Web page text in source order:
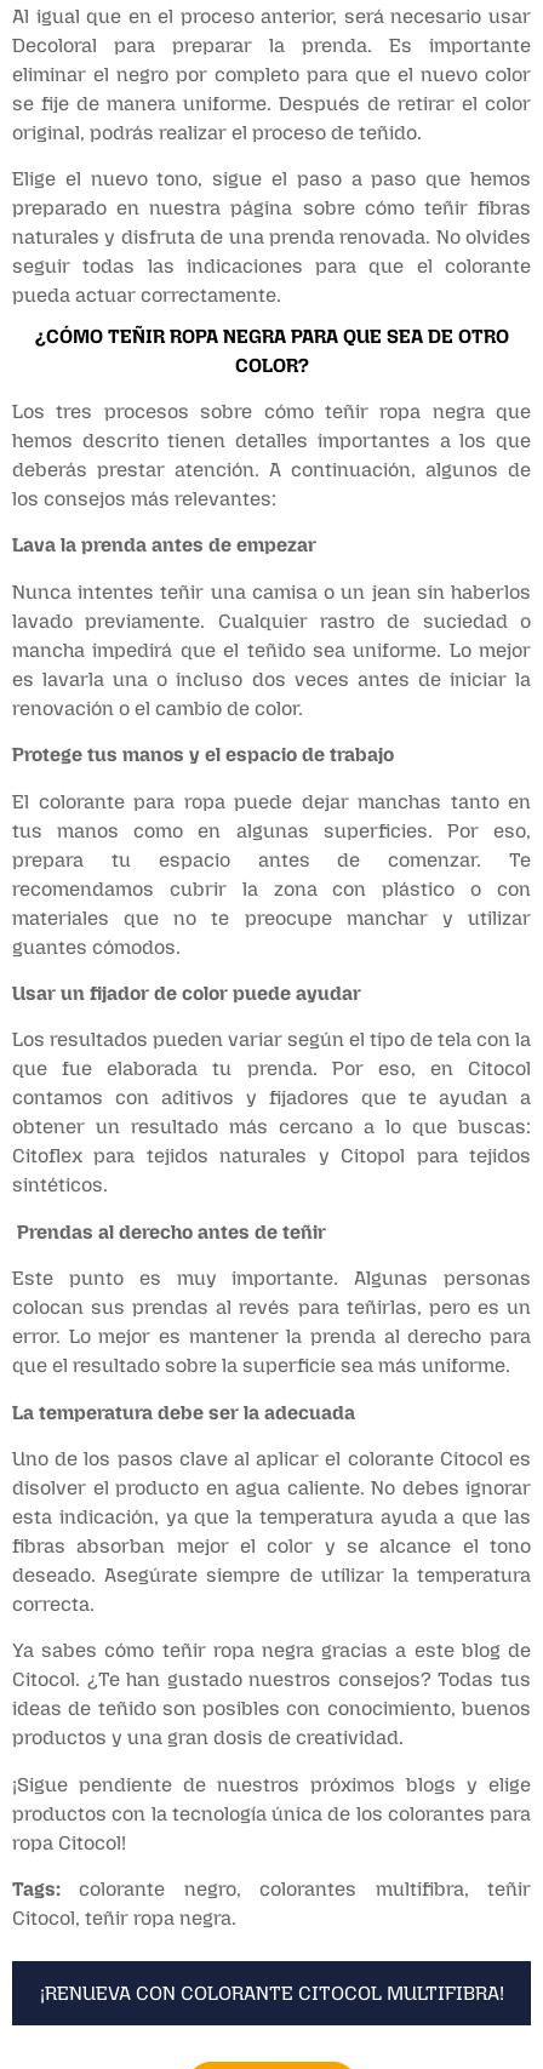
Al igual que en el proceso anterior, será necesario usar
Decoloral para preparar la prenda. Es importante
eliminar el negro por completo para que el nuevo color
se fije de manera uniforme. Después de retirar el color
original, podrás realizar el proceso de teñido.
Elige el nuevo tono, sigue el paso a paso que hemos
preparado en nuestra página sobre cómo teñir fibras
naturales y disfruta de una prenda renovada. No olvides
seguir todas las indicaciones para que el colorante
pueda actuar correctamente.
¿CÓMO TEÑIR ROPA NEGRA PARA QUE SEA DE OTRO
COLOR?
Los tres procesos sobre cómo teñir ropa negra que
hemos descrito tienen detalles importantes a los que
deberás prestar atención. A continuación, algunos de
los consejos más relevantes:
Lava la prenda antes de empezar
Nunca intentes teñir una camisa o un jean sin haberlos
lavado previamente. Cualquier rastro de suciedad o
mancha impedirá que el teñido sea uniforme. Lo mejor
es lavarla una o incluso dos veces antes de iniciar la
renovación o el cambio de color.
Protege tus manos y el espacio de trabajo
El colorante para ropa puede dejar manchas tanto en
tus manos como en algunas superficies. Por eso,
prepara tu espacio antes de comenzar. Te
recomendamos cubrir la zona con plástico o con
materiales que no te preocupe manchar y utilizar
guantes cómodos.
Usar un fijador de color puede ayudar
Los resultados pueden variar según el tipo de tela con la
que fue elaborada tu prenda. Por eso, en Citocol
contamos con aditivos y fijadores que te ayudan a
obtener un resultado más cercano a lo que buscas:
Citoflex para tejidos naturales y Citopol para tejidos
sintéticos.
Prendas al derecho antes de teñir
Este punto es muy importante. Algunas personas
colocan sus prendas al revés para teñirlas, pero es un
error. Lo mejor es mantener la prenda al derecho para
que el resultado sobre la superficie sea más uniforme.
La temperatura debe ser la adecuada
Uno de los pasos clave al aplicar el colorante Citocol es
disolver el producto en agua caliente. No debes ignorar
esta indicación, ya que la temperatura ayuda a que las
fibras absorban mejor el color y se alcance el tono
deseado. Asegúrate siempre de utilizar la temperatura
correcta.
Ya sabes cómo teñir ropa negra gracias a este blog de
Citocol. ¿Te han gustado nuestros consejos? Todas tus
ideas de teñido son posibles con conocimiento, buenos
productos y una gran dosis de creatividad.
¡Sigue pendiente de nuestros próximos blogs y elige
productos con la tecnología única de los colorantes para
ropa Citocol!
Tags: colorante negro, colorantes multifibra, teñir
Citocol, teñir ropa negra.
¡RENUEVA CON COLORANTE CITOCOL MULTIFIBRA!